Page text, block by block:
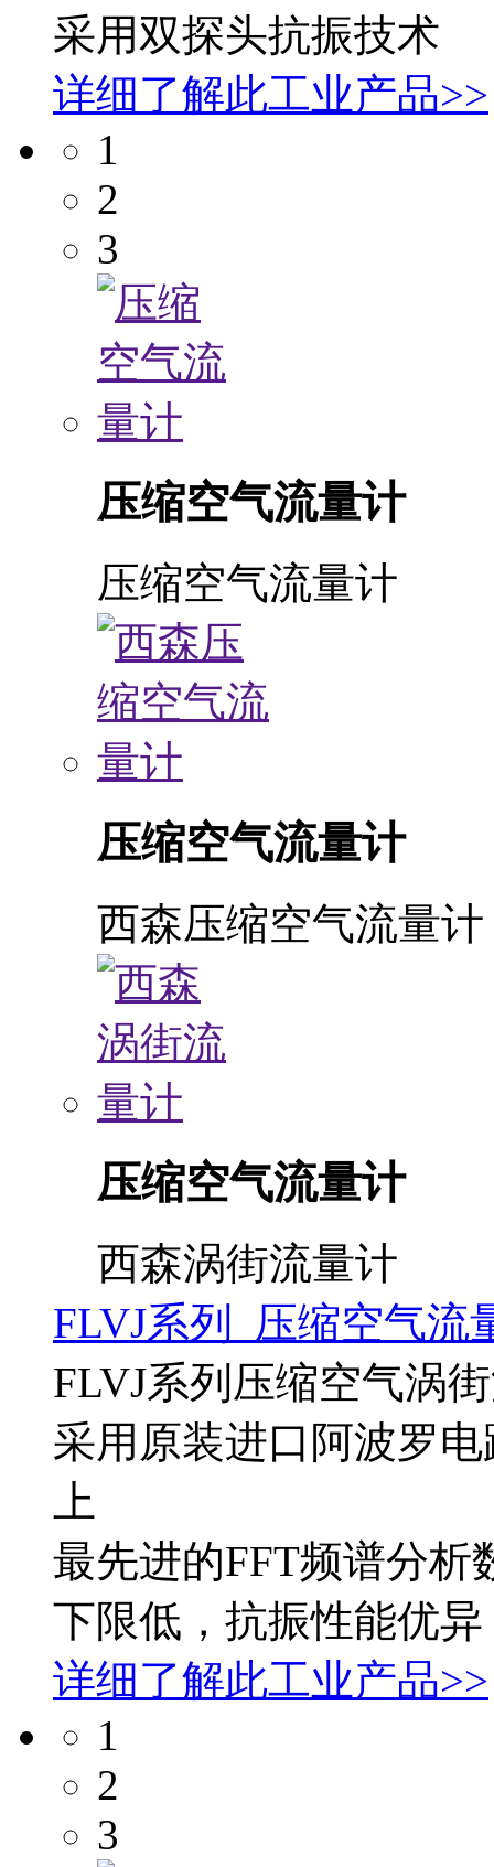
采用双探头抗振技术
详细了解此工业产品>>
1
2
3
压缩空气流量计
压缩空气流量计
压缩空气流量计
西森压缩空气流量计
压缩空气流量计
西森涡街流量计
FLVJ系列 压缩空气流
FLVJ系列压缩空气涡
采用原装进口阿波罗
上
最先进的FFT频谱分析
下限低，抗振性能优异
详细了解此工业产品>>
1
2
3